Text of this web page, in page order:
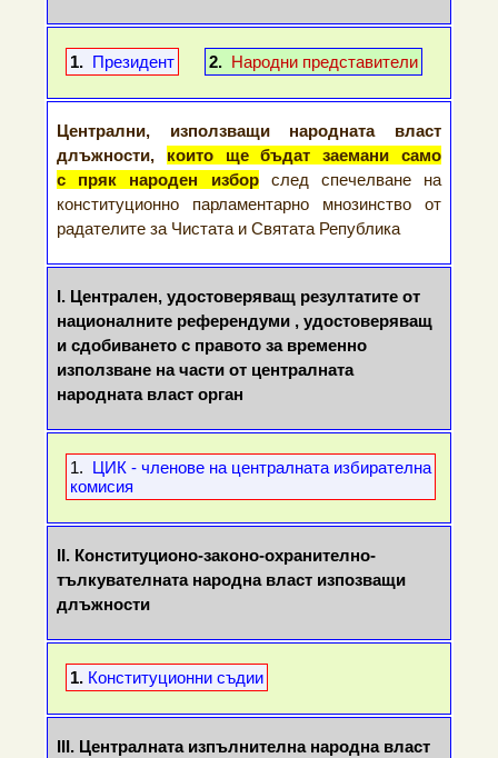
1. Президент 2. Народни представители
Централни, използващи народната власт
длъжности, които ще бъдат заемани само
с пряк народен избор
след спечелване на
конституционно парламентарно мнозинство от
радателите за Чистата и Святата Република
I. Централен, удостоверяващ резултатите от
националните референдуми , удостоверяващ
и сдобиването с правото за временно
използване на части от централната
народната власт орган
1. ЦИК - членове на централната избирателна
комисия
II. Конституционо-законо-охранително-
тълкувателната народна власт изпозващи
длъжности
1. Конституционни съдии
III. Централната изпълнителна народна власт